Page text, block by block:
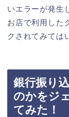
いエラーが発生
お店で利用した
クされてみては
銀行振り
のかをジ
てみた！